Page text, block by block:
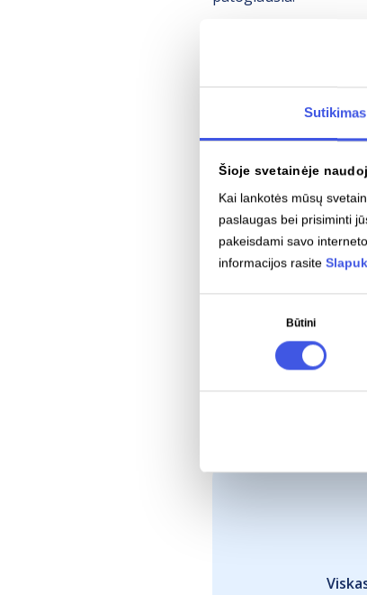
Sutikimas
Šioje svetainėje
Kai lankotės mūsų
paslaugas bei prisiminti
pakeisdami savo
informacijos rasite
Būtini